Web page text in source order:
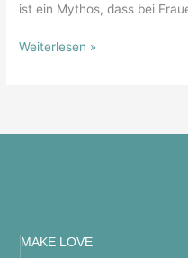
ist ein Mythos, dass bei
Weiterlesen »
MAKE LOVE